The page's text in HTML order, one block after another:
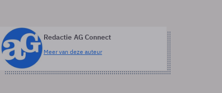
Redactie AG Connect
Meer van deze auteur